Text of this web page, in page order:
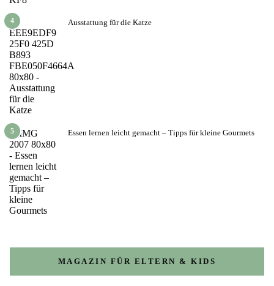
4 Ausstattung für die Katze
5 Essen lernen leicht gemacht – Tipps für kleine Gourmets
MAGAZIN FÜR ELTERN & KIDS